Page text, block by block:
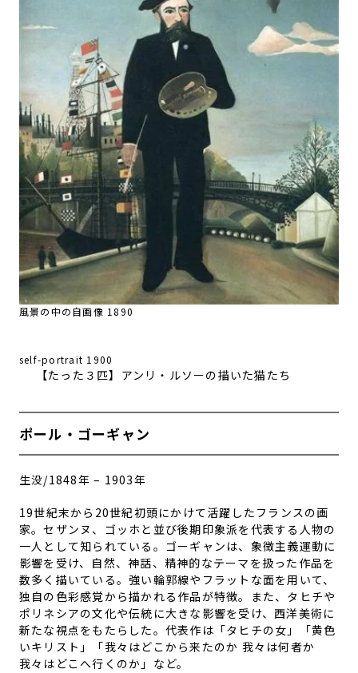
風景の中の自画像 1890
self-portrait 1900
【たった３匹】アンリ・ルソーの描いた猫たち
ポール・ゴーギャン
生没/1848年 – 1903年
19世紀末から20世紀初頭にかけて活躍したフランスの画
家。セザンヌ、ゴッホと並び後期印象派を代表する人物の
一人として知られている。ゴーギャンは、象徴主義運動に
影響を受け、自然、神話、精神的なテーマを扱った作品を
数多く描いている。強い輪郭線やフラットな面を用いて、
独自の色彩感覚から描かれる作品が特徴。また、タヒチや
ポリネシアの文化や伝統に大きな影響を受け、西洋美術に
新たな視点をもたらした。 代表作は「タヒチの女」「黄色
いキリスト」「我々はどこから来たのか 我々は何者か
我々はどこへ行くのか」など。